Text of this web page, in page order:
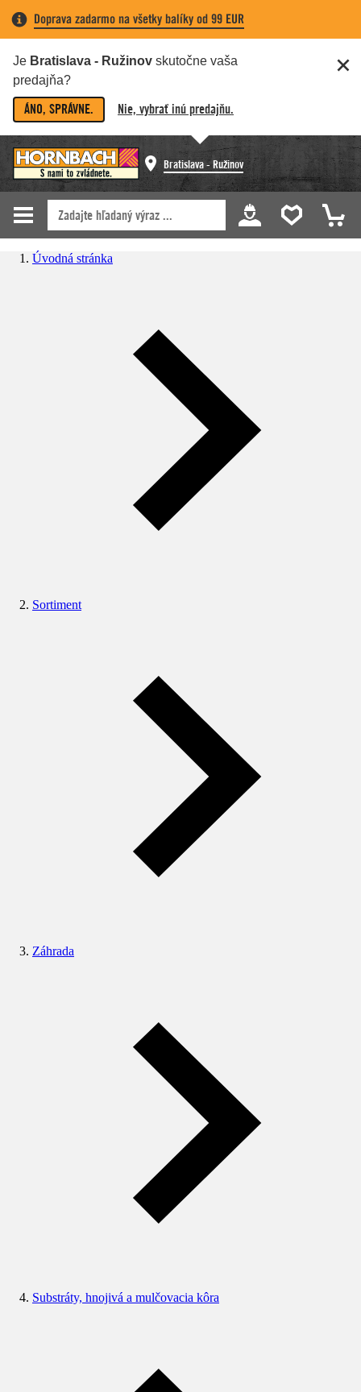
Doprava zadarmo na všetky balíky od 99 EUR
Je Bratislava - Ružinov skutočne vaša
predajňa?
ÁNO, SPRÁVNE. Nie, vybrať inú predajňu.
Bratislava - Ružinov
Úvodná stránka
Sortiment
Záhrada
Substráty, hnojivá a mulčovacia kôra